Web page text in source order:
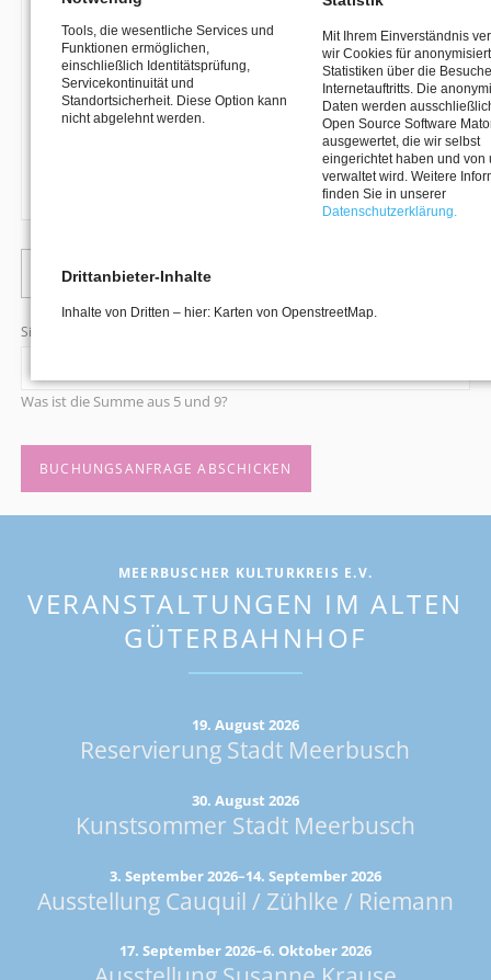
Mir ist bewusst, dass meine Terminabfrage noch bestätigt werden muss
Pflichtfeld
Sicherheitsfrage
Was ist die Summe aus 5 und 9?
BUCHUNGSANFRAGE ABSCHICKEN
MEERBUSCHER KULTURKREIS E.V.
VERANSTALTUNGEN IM ALTEN
GÜTERBAHNHOF
19. August 2026
Reservierung Stadt Meerbusch
30. August 2026
Kunstsommer Stadt Meerbusch
3. September 2026–14. September 2026
Ausstellung Cauquil / Zühlke / Riemann
17. September 2026–6. Oktober 2026
Tools, die wesentliche Services und
Funktionen ermöglichen,
einschließlich Identitätsprüfung,
Servicekontinuität und
Standortsicherheit. Diese Option kann
nicht abgelehnt werden.
Mit Ihrem Einverständnis
wir Cookies für
Statistiken über die
Internetauftritts. Die
Daten werden
Open Source Software
ausgewertet, die wir selbst
eingerichtet haben und von
verwaltet wird. Weitere
finden Sie in unserer
Datenschutzerklärung.
Drittanbieter-Inhalte
Inhalte von Dritten – hier: Karten von OpenstreetMap.